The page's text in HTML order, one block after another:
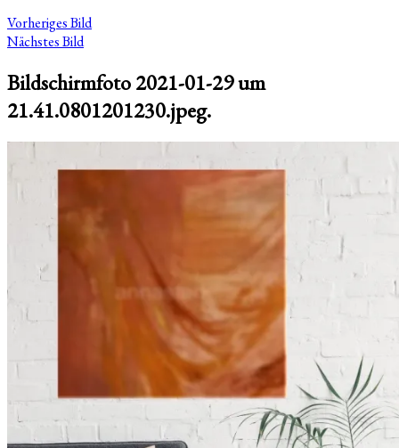
Vorheriges Bild
Nächstes Bild
Bildschirmfoto 2021-01-29 um
21.41.0801201230.jpeg.